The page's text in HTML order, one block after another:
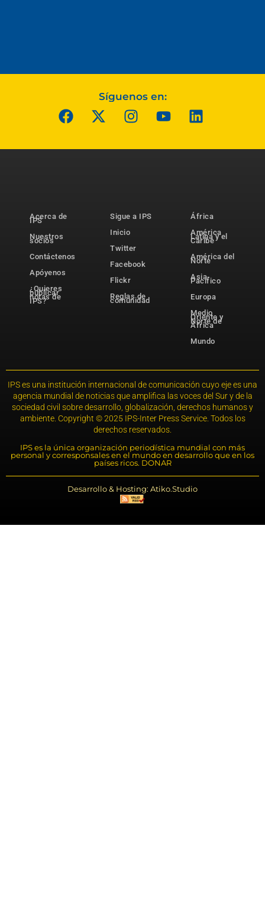
Síguenos en:
Acerca de
IPS
Nuestros
socios
Contáctenos
Apóyenos
¿Quieres
publicar
notas de
IPS?
Sigue a IPS
Inicio
Twitter
Facebook
Flickr
Reglas de
comunidad
África
América
Latina y el
Caribe
América del
Norte
Asia-
Pacífico
Europa
Medio
Oriente y
Norte de
África
Mundo
IPS es una institución internacional de comunicación cuyo eje es una
agencia mundial de noticias que amplifica las voces del Sur y de la
sociedad civil sobre desarrollo, globalización, derechos humanos y
ambiente. Copyright © 2025 IPS-Inter Press Service. Todos los
derechos reservados.
IPS es la única organización periodística mundial con más
personal y corresponsales en el mundo en desarrollo que en los
países ricos. DONAR
Desarrollo & Hosting: Atiko.Studio